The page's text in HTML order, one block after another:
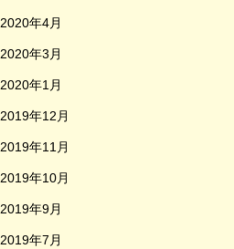
2020年4月
2020年3月
2020年1月
2019年12月
2019年11月
2019年10月
2019年9月
2019年7月